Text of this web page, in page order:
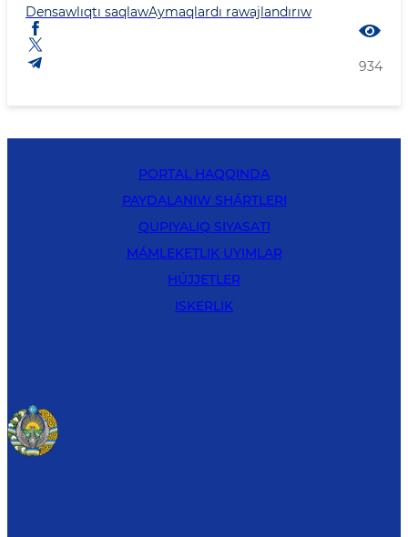
Densawlıqtı saqlawAymaqlardı rawajlandırıw
934
PORTAL HAQQINDA
PAYDALANIW SHÁRTLERI
QUPIYALIQ SIYASATI
MÁMLEKETLIK UYIMLAR
HÚJJETLER
ISKERLIK